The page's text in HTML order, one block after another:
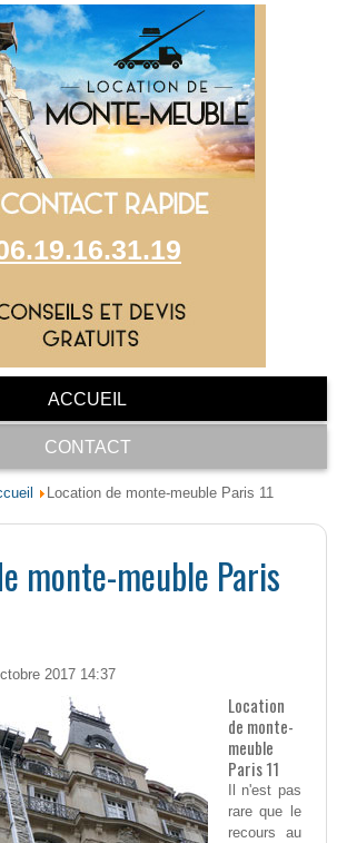
ACCUEIL
CONTACT
Location de monte-meuble Paris 11
monte-meuble Paris
2017 14:37
Location
de monte-
meuble
Paris 11
Il n'est pas
rare que le
recours au